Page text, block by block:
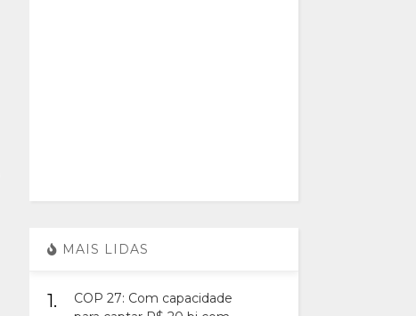
MAIS LIDAS
1.
COP 27: Com capacidade